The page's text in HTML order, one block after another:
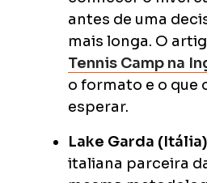
antes de uma
mais longa. O
Tennis Camp na
o formato e o que
esperar.
Lake Garda
italiana parceira